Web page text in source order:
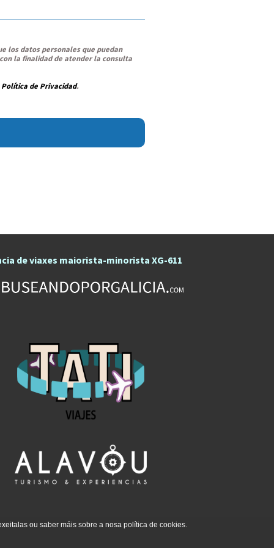
ou saber máis sobre a nosa política de cookies.
los datos personales que puedan
la finalidad de atender la consulta
Política de Privacidad.
de viaxes maiorista-minorista XG-611